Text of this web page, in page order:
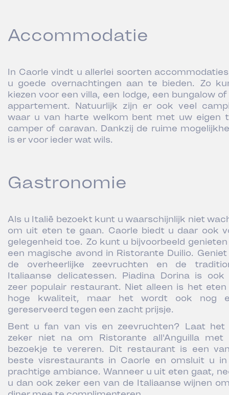
Accommodatie
In Caorle vindt u allerlei soorten
u goede overnachtingen aan te bieden. Zo
kiezen voor een villa, een lodge, een bungalow of
appartement. Natuurlijk zijn er ook veel
waar u van harte welkom bent met uw eigen
camper of caravan. Dankzij de ruime
is er voor ieder wat wils.
Gastronomie
Als u Italië bezoekt kunt u waarschijnlijk niet
om uit eten te gaan. Caorle biedt u daar ook
gelegenheid toe. Zo kunt u bijvoorbeeld
een magische avond in Ristorante Duilio.
de overheerlijke zeevruchten en de
Italiaanse delicatessen. Piadina Dorina is ook
zeer populair restaurant. Niet alleen is het eten
hoge kwaliteit, maar het wordt ook nog
gereserveerd tegen een zacht prijsje.
Bent u fan van vis en zeevruchten? Laat het
zeker niet na om Ristorante all'Anguilla met
bezoekje te vereren. Dit restaurant is een
beste visrestaurants in Caorle en omsluit u in
prachtige ambiance. Wanneer u uit eten gaat,
u dan ook zeker een van de Italiaanse wijnen